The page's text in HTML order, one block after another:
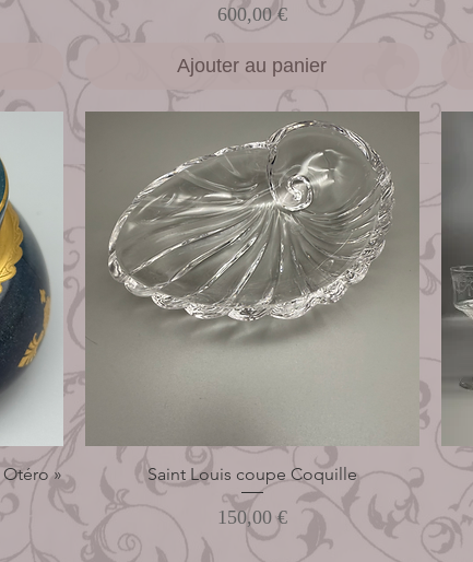
Prix
600,00 €
Ajouter au panier
»
Aperçu rapide
Saint Louis coupe Coquille
Prix
150,00 €